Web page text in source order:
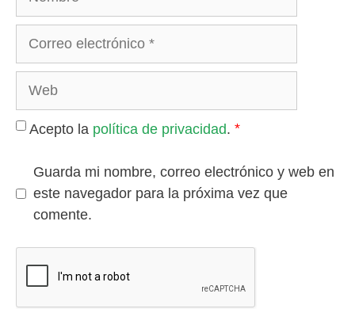
Acepto la política de privacidad. *
Guarda mi nombre, correo electrónico y web en
este navegador para la próxima vez que
comente.